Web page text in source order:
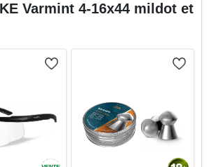
Varmint 4-16x44 mildot et